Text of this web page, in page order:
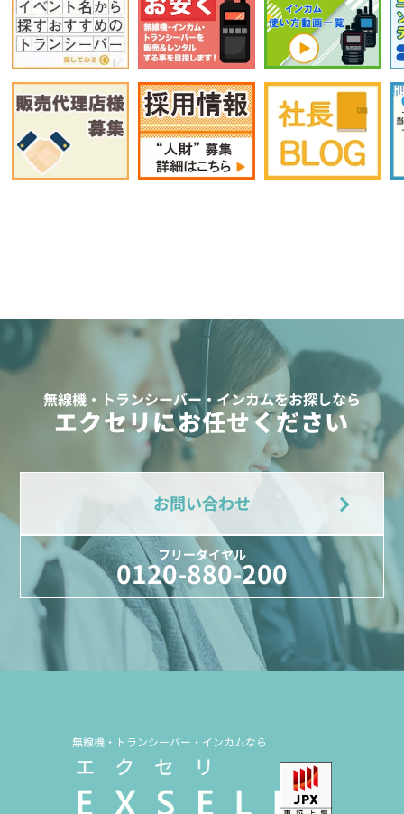
無線機・トランシーバー・インカムをお探しなら
エクセリにお任せください
お問い合わせ
フリーダイヤル
0120-880-200
無線機・トランシーバー・インカムなら